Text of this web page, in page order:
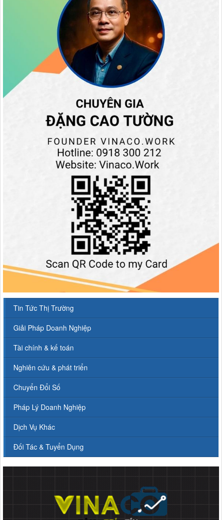
Tin Tức Thị Trường
Giải Pháp Doanh Nghiệp
Tài chính & kế toán
Nghiên cứu & phát triển
Chuyển Đổi Số
Pháp Lý Doanh Nghiệp
Dịch Vụ Khác
Đối Tác & Tuyển Dụng